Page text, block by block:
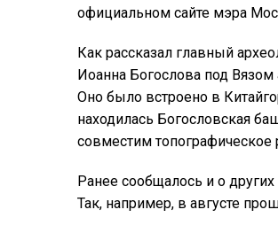
официальном сайте мэра
Как рассказал главный
Иоанна Богослова под
Оно было встроено в
находилась Богословская
совместим
Ранее сообщалось и о
Так, например, в августе